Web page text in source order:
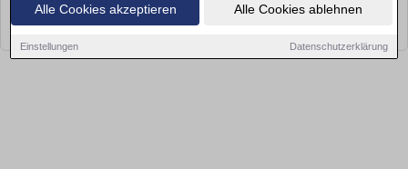
Alle Cookies akzeptieren Alle Cookies ablehnen
Einstellungen Datenschutzerklärung
Leider konnten wir derzeit keine passenden Objekte finden. Schauen Sie
bald wieder vorbei!